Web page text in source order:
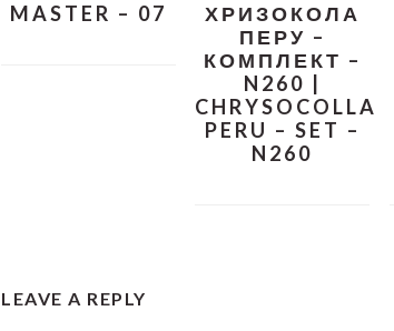
MASTER – 07
ХРИЗОКОЛА
ПЕРУ –
КОМПЛЕКТ –
N260 |
CHRYSOCOLLA
PERU – SET –
N260
INTERACTIONS
LEAVE A REPLY